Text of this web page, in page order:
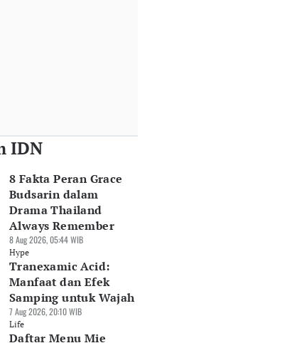
IDN
8 Fakta Peran Grace
Budsarin dalam
Drama Thailand
Always Remember
8 Aug 2026, 05:44 WIB
Hype
Tranexamic Acid:
Manfaat dan Efek
Samping untuk Wajah
7 Aug 2026, 20:10 WIB
Life
Daftar Menu Mie